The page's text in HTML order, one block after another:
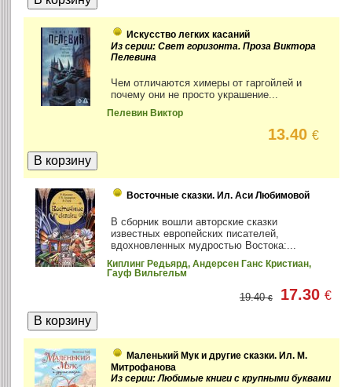
Искусство легких касаний
Из серии: Свет горизонта. Проза Виктора
Пелевина
Чем отличаются химеры от гаргойлей и
почему они не просто украшение...
Пелевин Виктор
13.40€
Восточные сказки. Ил. Аси Любимовой
В сборник вошли авторские сказки
известных европейских писателей,
вдохновленных мудростью Востока:...
Киплинг Редьярд, Андерсен Ганс Кристиан,
Гауф Вильгельм
19.40€ 17.30€
Маленький Мук и другие сказки. Ил. М.
Митрофанова
Из серии: Любимые книги с крупными буквами